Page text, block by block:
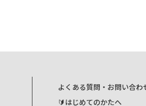
よくある質問・お問い合わ
🔰はじめてのかたへ